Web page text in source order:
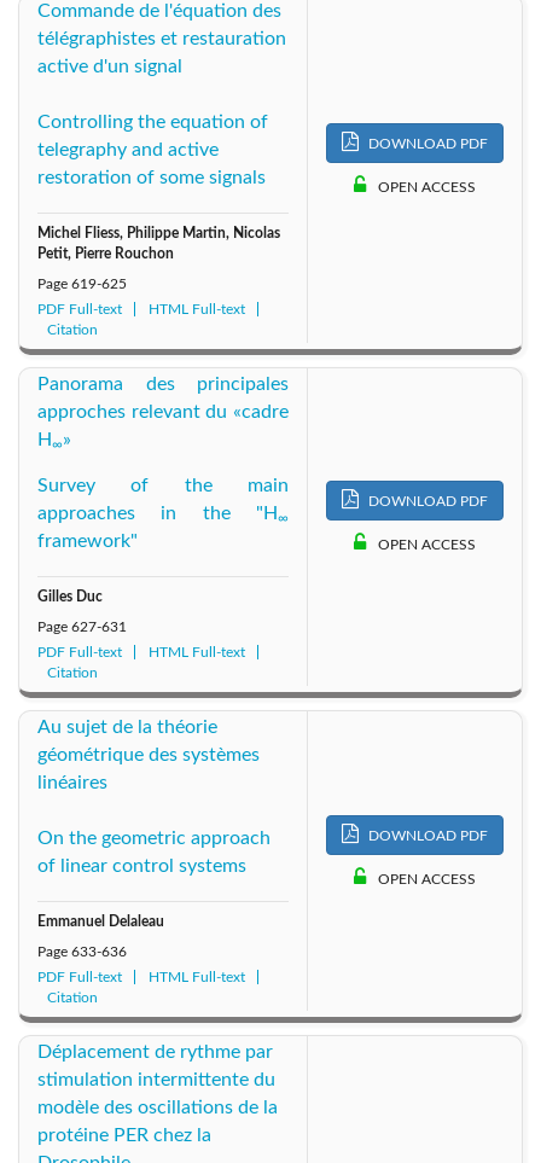
Commande de l'équation des
télégraphistes et restauration
active d'un signal
Controlling the equation of
telegraphy and active
restoration of some signals
Michel Fliess, Philippe Martin, Nicolas
Petit, Pierre Rouchon
Page 619-625
PDF Full-text
HTML Full-text
Citation
DOWNLOAD PDF
OPEN ACCESS
Panorama des principales
approches relevant du «cadre
H∞»
Survey of the main
approaches in the "H∞
framework"
Gilles Duc
Page 627-631
PDF Full-text
HTML Full-text
Citation
DOWNLOAD PDF
OPEN ACCESS
Au sujet de la théorie
géométrique des systèmes
linéaires
On the geometric approach
of linear control systems
Emmanuel Delaleau
Page 633-636
PDF Full-text
HTML Full-text
Citation
DOWNLOAD PDF
OPEN ACCESS
Déplacement de rythme par
stimulation intermittente du
modèle des oscillations de la
protéine PER chez la